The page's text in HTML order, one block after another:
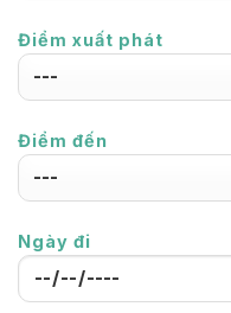
Điểm xuất phát
Điểm đến
Ngày đi